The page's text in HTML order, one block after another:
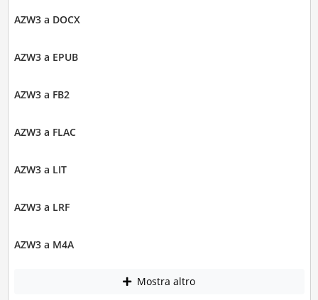
AZW3 a DOCX
AZW3 a EPUB
AZW3 a FB2
AZW3 a FLAC
AZW3 a LIT
AZW3 a LRF
AZW3 a M4A
Mostra altro